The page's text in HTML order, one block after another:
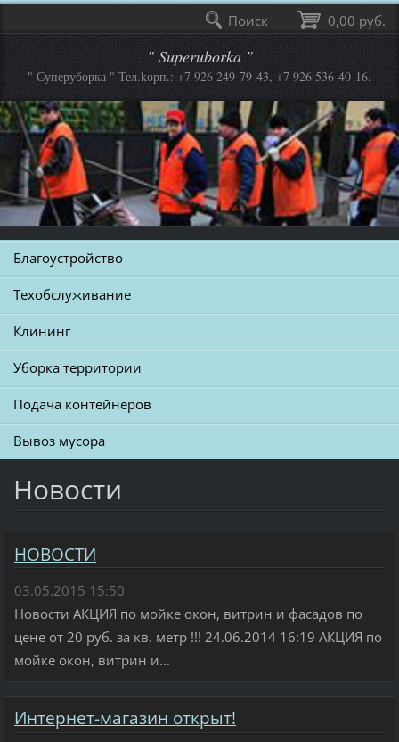
" Superuborka "
" Суперуборка " Тел.kорп.: +7 926 249-79-43, +7 926 536-40-16.
Благоустройство
Техобслуживание
Клининг
Уборка территории
Подача контейнеров
Вывоз мусора
Новости
НОВОСТИ
03.05.2015 15:50
Новости АКЦИЯ по мойке окон, витрин и фасадов по
цене от 20 руб. за кв. метр !!! 24.06.2014 16:19 АКЦИЯ по
мойке окон, витрин и...
Интернет-магазин открыт!
0,00 руб.
Поиск